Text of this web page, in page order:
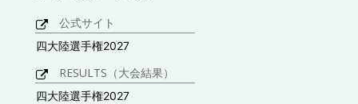
公式サイト
四大陸選手権2027
RESULTS（大会結果）
四大陸選手権2027